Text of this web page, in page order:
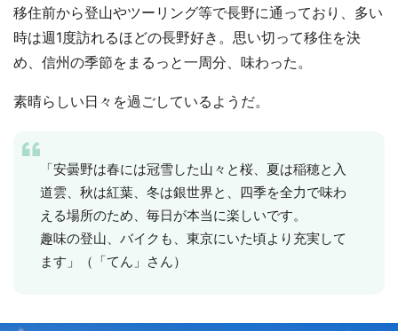
移住前から登山やツーリング等で長野に通っており、多い
時は週1度訪れるほどの長野好き。思い切って移住を決
め、信州の季節をまるっと一周分、味わった。
素晴らしい日々を過ごしているようだ。
「安曇野は春には冠雪した山々と桜、夏は稲穂と入
道雲、秋は紅葉、冬は銀世界と、四季を全力で味わ
える場所のため、毎日が本当に楽しいです。
趣味の登山、バイクも、東京にいた頃より充実して
ます」（「てん」さん）